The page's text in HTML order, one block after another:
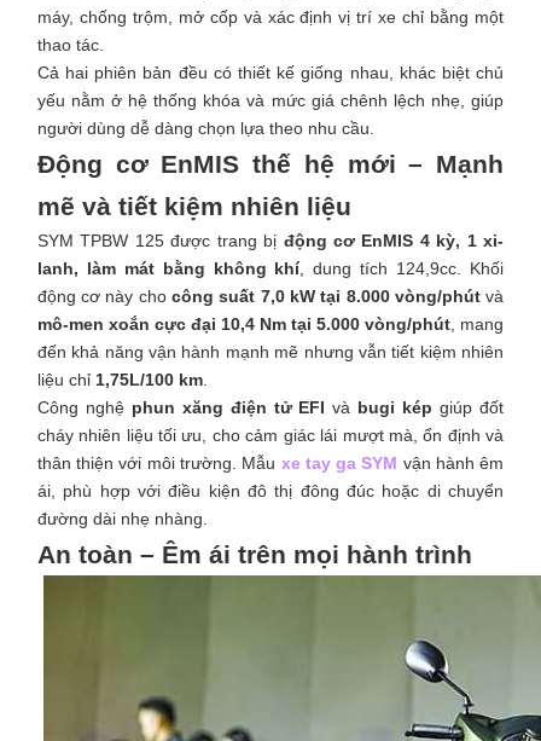
máy, chống trộm, mở cốp và xác định vị trí xe chỉ bằng một
thao tác.
Cả hai phiên bản đều có thiết kế giống nhau, khác biệt chủ
yếu nằm ở hệ thống khóa và mức giá chênh lệch nhẹ, giúp
người dùng dễ dàng chọn lựa theo nhu cầu.
Động cơ EnMIS thế hệ mới – Mạnh
mẽ và tiết kiệm nhiên liệu
SYM TPBW 125 được trang bị động cơ EnMIS 4 kỳ, 1 xi-
lanh, làm mát bằng không khí, dung tích 124,9cc. Khối
động cơ này chocông suất 7,0 kW tại 8.000 vòng/phútvà
mô-men xoắn cực đại 10,4 Nm tại 5.000 vòng/phút , mang
đến khả năng vận hành mạnh mẽ nhưng vẫn tiết kiệm nhiên
liệu chỉ 1,75L/100 km.
Công nghệ phun xăng điện tử EFI và bugi kép giúp đốt
cháy nhiên liệu tối ưu, cho cảm giác lái mượt mà, ổn định và
thân thiện với môi trường. Mẫu xe tay ga SYM vận hành êm
ái, phù hợp với điều kiện đô thị đông đúc hoặc di chuyển
đường dài nhẹ nhàng.
An toàn – Êm ái trên mọi hành trình